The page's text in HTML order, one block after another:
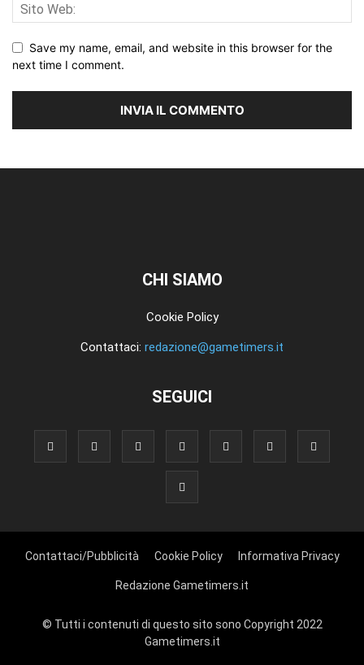
Save my name, email, and website in this browser for the
next time I comment.
CHI SIAMO
Cookie Policy
Contattaci: redazione@gametimers.it
SEGUICI
Contattaci/Pubblicità Cookie Policy Informativa Privacy
Redazione Gametimers.it
© Tutti i contenuti di questo sito sono Copyright 2022
Gametimers.it